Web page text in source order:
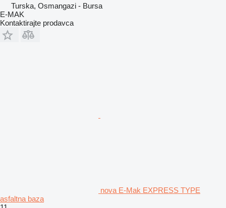
Turska, Osmangazi - Bursa
E-MAK
Kontaktirajte prodavca
nova E-Mak EXPRESS TYPE
asfaltna baza